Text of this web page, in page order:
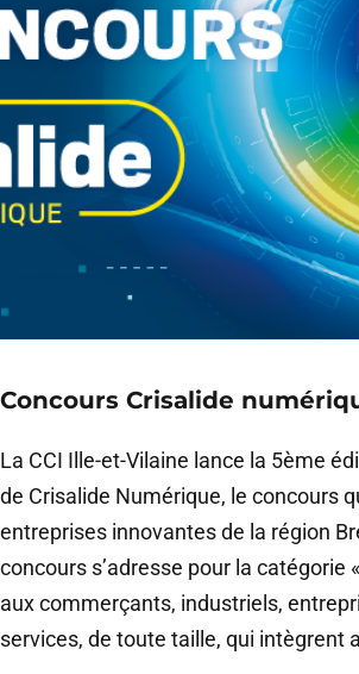
Concours Crisalide
La CCI Ille-et-Vilaine lance la 5ème
de Crisalide Numérique, le concours
entreprises innovantes de la région
concours s’adresse pour la catégorie
aux commerçants, industriels,
services, de toute taille, qui intègrent